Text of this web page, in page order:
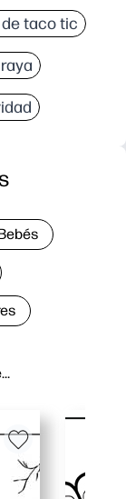
taco tic